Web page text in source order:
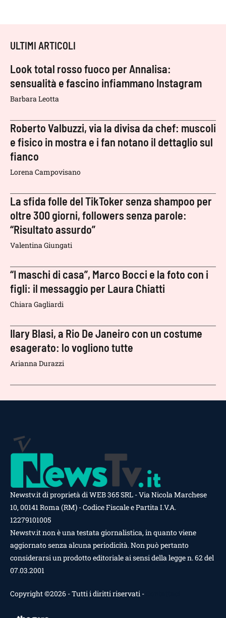
ULTIMI ARTICOLI
Look total rosso fuoco per Annalisa:
sensualità e fascino infiammano Instagram
Barbara Leotta
Roberto Valbuzzi, via la divisa da chef: muscoli
e fisico in mostra e i fan notano il dettaglio sul
fianco
Lorena Campovisano
La sfida folle del TikToker senza shampoo per
oltre 300 giorni, followers senza parole:
“Risultato assurdo”
Valentina Giungati
“I maschi di casa”, Marco Bocci e la foto con i
figli: il messaggio per Laura Chiatti
Chiara Gagliardi
Ilary Blasi, a Rio De Janeiro con un costume
esagerato: lo vogliono tutte
Arianna Durazzi
Newstv.it di proprietà di WEB 365 SRL - Via Nicola Marchese
10, 00141 Roma (RM) - Codice Fiscale e Partita I.V.A.
12279101005
Newstv.it non è una testata giornalistica, in quanto viene
aggiornato senza alcuna periodicità. Non può pertanto
considerarsi un prodotto editoriale ai sensi della legge n. 62 del
07.03.2001
Copyright ©2026 - Tutti i diritti riservati -